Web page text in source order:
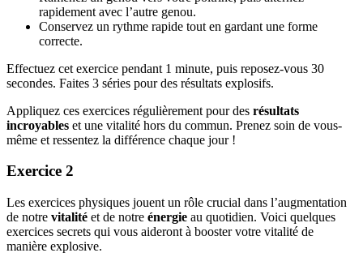
rapidement avec l’autre genou.
Conservez un rythme rapide tout en gardant une forme
correcte.
Effectuez cet exercice pendant 1 minute, puis reposez-vous 30
secondes. Faites 3 séries pour des résultats explosifs.
Appliquez ces exercices régulièrement pour des résultats
incroyables et une vitalité hors du commun. Prenez soin de vous-
même et ressentez la différence chaque jour !
Exercice 2
Les exercices physiques jouent un rôle crucial dans l’augmentation
de notre vitalité et de notre énergie au quotidien. Voici quelques
exercices secrets qui vous aideront à booster votre vitalité de
manière explosive.